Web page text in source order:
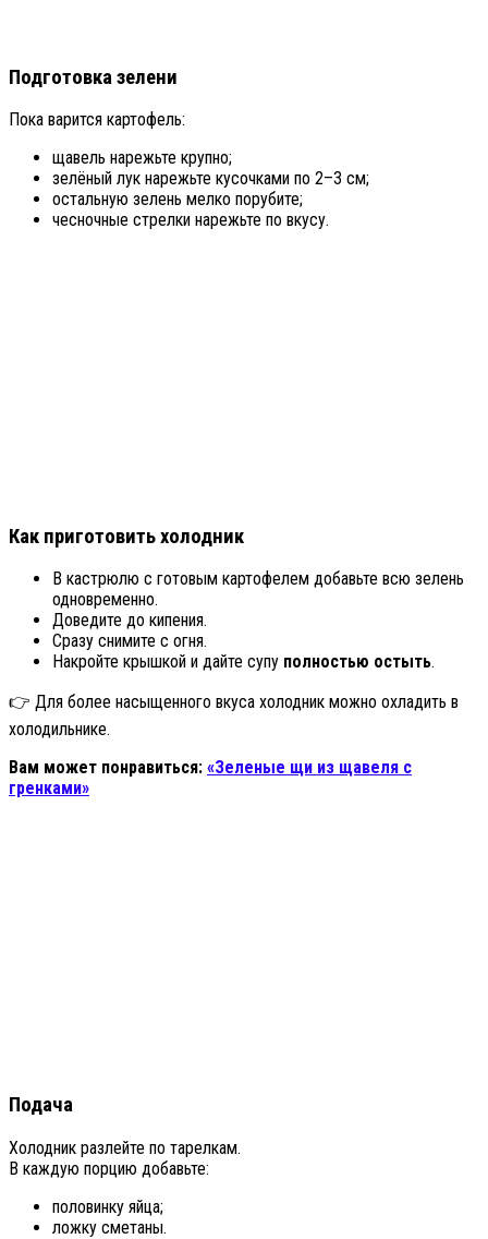
Подготовка зелени
Пока варится картофель:
щавель нарежьте крупно;
зелёный лук нарежьте кусочками по 2–3 см;
остальную зелень мелко порубите;
чесночные стрелки нарежьте по вкусу.
Как приготовить холодник
В кастрюлю с готовым картофелем добавьте всю зелень
одновременно.
Доведите до кипения.
Сразу снимите с огня.
Накройте крышкой и дайте супу полностью остыть.
👉 Для более насыщенного вкуса холодник можно охладить в
холодильнике.
Вам может понравиться: «Зеленые щи из щавеля с
гренками»
Подача
Холодник разлейте по тарелкам.
В каждую порцию добавьте:
половинку яйца;
ложку сметаны.